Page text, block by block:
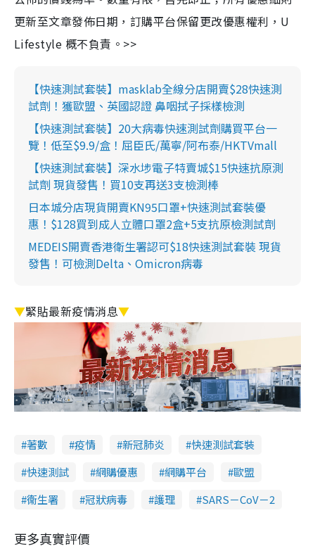
更新至文章發佈日期，訂購平台保留更改優惠權利，U
Lifestyle 概不負責。>>
【快速測試套裝】masklab全線分店開賣$28快速測
試劑！獲歐盟、英國認證 鼻咽拭子採樣檢測
【快速測試套裝】20大病毒快速測試劑購買平台一
覽！低至$9.9/盒！屈臣氏/萬寧/阿布泰/HKTVmall
【快速測試套裝】深水埗電子特賣城$15快速抗原測
試劑 現貨發售！買10支再送3支檢測棒
日本城分店現貨開賣KN95口罩+快速測試套裝優
惠！$128買到成人立體口罩2盒+5支抗原檢測試劑
MEDEIS開賣香港衛生署認可$18快速測試套裝 現貨
發售！可檢測Delta、Omicron病毒
▼緊貼最新疫情消息▼
著數 疫情 新冠肺炎
快速測試套裝
快速測試
網購優惠 網購平台
歐盟
衞生署
冠狀病毒 護理 SARS－CoV－2
更多真實評價